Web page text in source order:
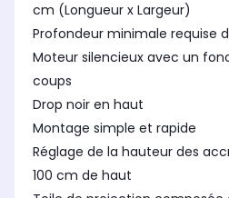
cm (Longueur x Largeur)
Profondeur minimale requise
Moteur silencieux avec un
coups
Drop noir en haut
Montage simple et rapide
Réglage de la hauteur des
100 cm de haut